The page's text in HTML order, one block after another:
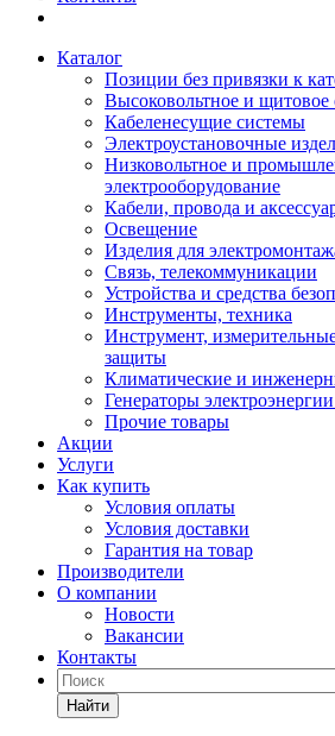
Каталог
Позиции без привязки к
Высоковольтное и щитовое
Кабеленесущие системы
Электроустановочные
Низковольтное и
электрооборудование
Кабели, провода и
Освещение
Изделия для
Связь, телекоммуникации
Устройства и средства
Инструменты, техника
Инструмент,
защиты
Климатические и
Генераторы
Прочие товары
Акции
Услуги
Как купить
Условия оплаты
Условия доставки
Гарантия на товар
Производители
О компании
Новости
Вакансии
Контакты
Найти